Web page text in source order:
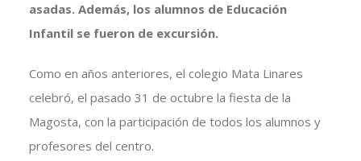
asadas. Además, los alumnos de Educación
Infantil se fueron de excursión.
Como en años anteriores, el colegio Mata Linares
celebró, el pasado 31 de octubre la fiesta de la
Magosta, con la participación de todos los alumnos y
profesores del centro.